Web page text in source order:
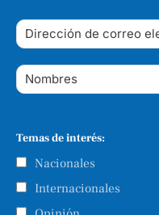
Temas de interés:
Nacionales
Internacionales